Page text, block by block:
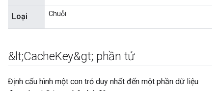
Loại Chuỗi
&lt;CacheKey&gt; phần tử
Định cấu hình một con trỏ duy nhất đến một phần dữ liệu